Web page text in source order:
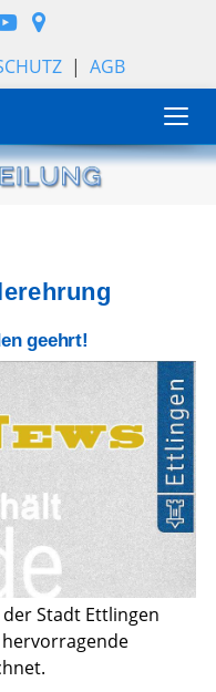
| AGB
geehrt!
Stadt Ettlingen
hervorragende